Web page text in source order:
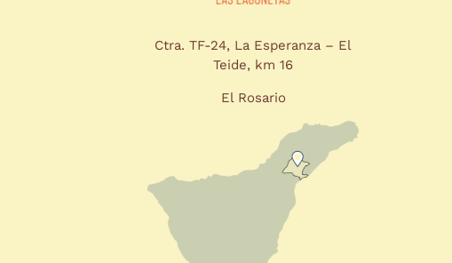
Ctra. TF-24, La Esperanza – El
Teide, km 16
El Rosario